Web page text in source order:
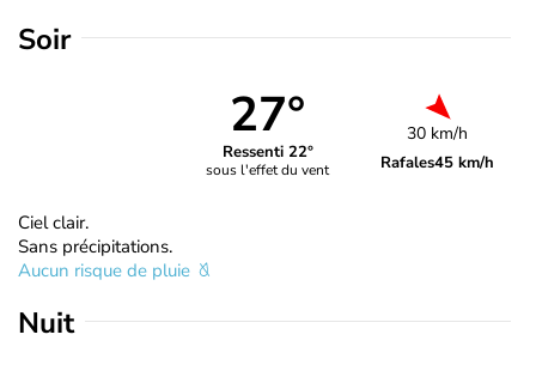
Soir
27°
Ressenti 22°
sous l'effet du vent
30 km/h
Rafales45 km/h
Ciel clair.
Sans précipitations.
Aucun risque de pluie
Nuit